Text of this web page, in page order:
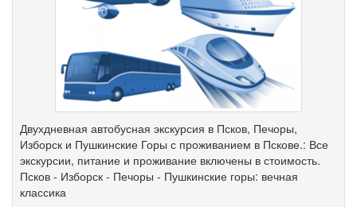
Двухдневная автобусная экскурсия в Псков, Печоры,
Изборск и Пушкинские Горы с проживанием в Пскове.: Все
экскурсии, питание и проживание включены в стоимость.
Псков - Изборск - Печоры - Пушкинские горы: вечная
классика